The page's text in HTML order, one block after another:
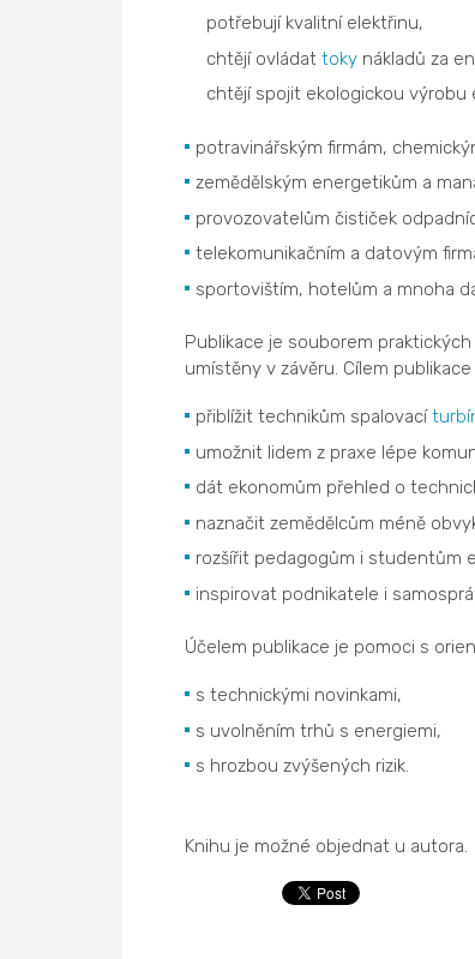
potřebují kvalitní elektřinu,
chtějí ovládat tokynákladů za
chtějí spojit ekologickou
potravinářským firmám,
zemědělským energetikům a
provozovatelům čističek
telekomunikačním a datovým
sportovištím, hotelům a mnoha
Publikace je souborem
umístěny v závěru. Cílem publikace
přiblížit technikům spalovací
umožnit lidem z praxe lépe
dát ekonomům přehled o
naznačit zemědělcům méně
rozšířit pedagogům i studentům
inspirovat podnikatele i
Účelem publikace je pomoci s
s technickými novinkami,
s uvolněním trhů s energiemi,
s hrozbou zvýšených rizik.
Knihu je možné objednat u autora.